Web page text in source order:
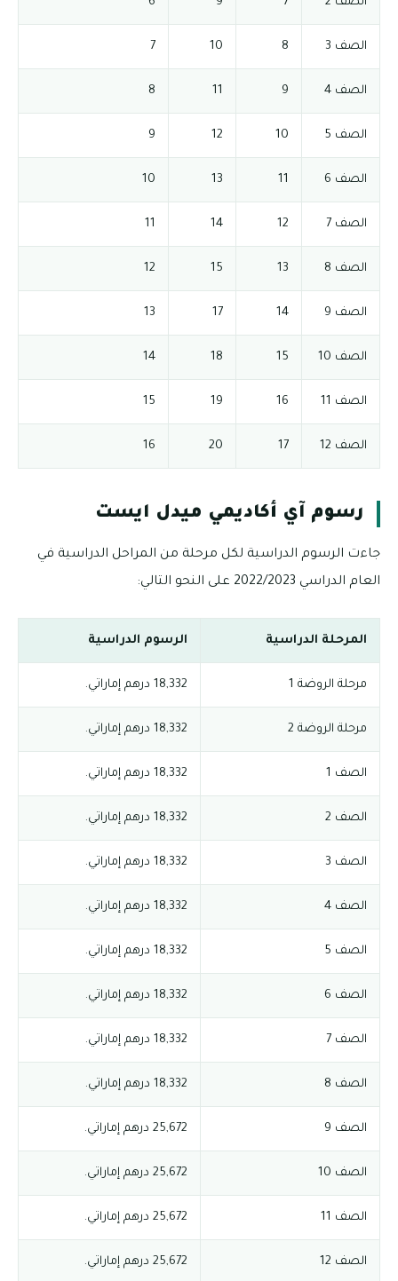
الصف 3 8
10
7
الصف 4 9
11
8
الصف 5 10
12
9
الصف 6 11
13
10
الصف 7 12
14
11
الصف 8 13
15
12
الصف 9 14
17
13
الصف 10 15
18
14
الصف 11 16
19
15
الصف 12 17
20
16
رسوم آي أكاديمي ميدل ايست
جاءت الرسوم الدراسية لكل مرحلة من المراحل الدراسية في
العام الدراسي 2022/2023 على النحو التالي:
المرحلة الدراسية الرسوم الدراسية
مرحلة الروضة 1 18,332 درهم إماراتي.
مرحلة الروضة 2 18,332 درهم إماراتي.
الصف 1 18,332 درهم إماراتي.
الصف 2 18,332 درهم إماراتي.
الصف 3 18,332 درهم إماراتي.
الصف 4 18,332 درهم إماراتي.
الصف 5 18,332 درهم إماراتي.
الصف 6 18,332 درهم إماراتي.
الصف 7 18,332 درهم إماراتي.
الصف 8 18,332 درهم إماراتي.
الصف 9 25,672 درهم إماراتي.
الصف 10 25,672 درهم إماراتي.
الصف 11 25,672 درهم إماراتي.
الصف 12 25,672 درهم إماراتي.